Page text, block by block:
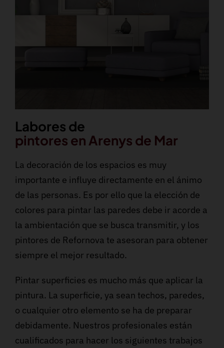
Labores de
pintores en Arenys de Mar
La decoración de los espacios es muy
importante e influye directamente en el ánimo
de las personas. Es por ello que la elección de
colores para pintar las paredes debe ir acorde a
la ambientación que se busca transmitir, y los
pintores de Refornova te asesoran para obtener
siempre el mejor resultado.
Pintar superficies es mucho más que aplicar la
pintura. La superficie, ya sean techos, paredes,
o cualquier otro elemento se ha de preparar
debidamente. Nuestros profesionales están
cualificados para hacer los siguientes trabajos